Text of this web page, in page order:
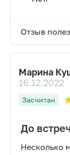
Отзыв
Марина
16.12.2022
Засчитан
До
Несколько